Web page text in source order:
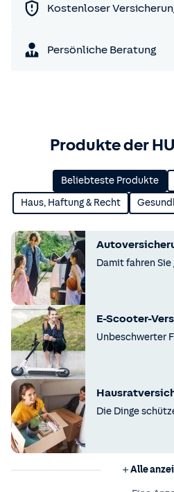
Kostenloser
Persönliche Beratung
Produkte der
Beliebteste Produkte
Haus, Haftung & Recht
Damit fahren
E-Scooter-
Unbeschwerter
Die Dinge
Alle